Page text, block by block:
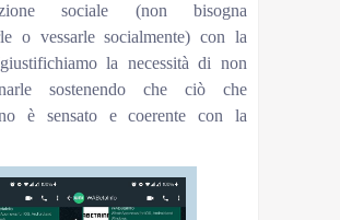
sociale (non bisogna
o vessarle socialmente) con la
la necessità di non
sostenendo che ciò che
è sensato e coerente con la